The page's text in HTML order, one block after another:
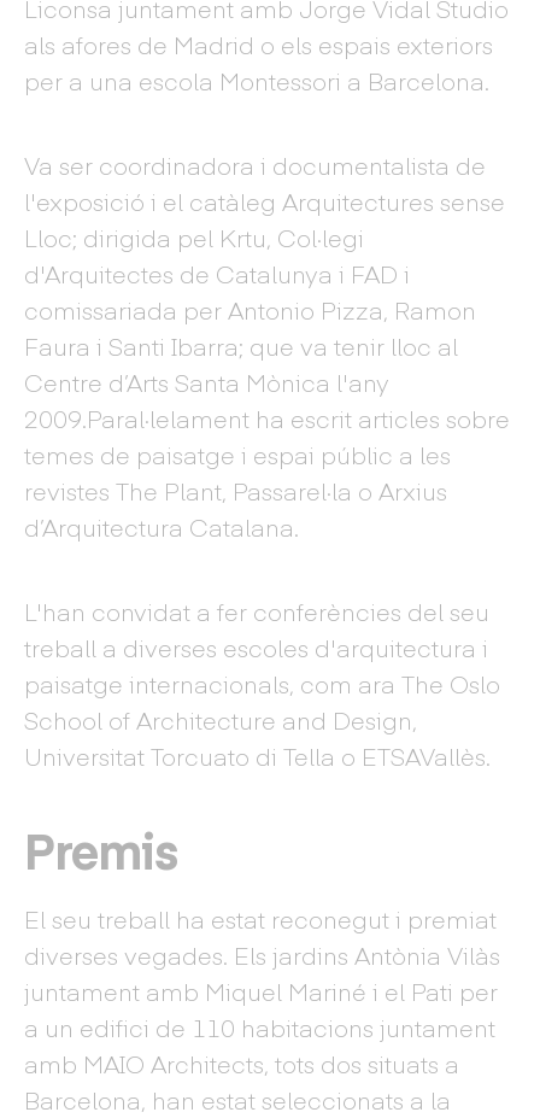
Liconsa juntament amb Jorge Vidal Studio
als afores de Madrid o els espais exteriors
per a una escola Montessori a Barcelona.
Va ser coordinadora i documentalista de
l'exposició i el catàleg Arquitectures sense
Lloc; dirigida pel Krtu, Col·legi
d'Arquitectes de Catalunya i FAD i
comissariada per Antonio Pizza, Ramon
Faura i Santi Ibarra; que va tenir lloc al
Centre d’Arts Santa Mònica l'any
2009.Paral·lelament ha escrit articles sobre
temes de paisatge i espai públic a les
revistes The Plant, Passarel·la o Arxius
d’Arquitectura Catalana.
L'han convidat a fer conferències del seu
treball a diverses escoles d'arquitectura i
paisatge internacionals, com ara The Oslo
School of Architecture and Design,
Universitat Torcuato di Tella o ETSAVallès.
Premis
El seu treball ha estat reconegut i premiat
diverses vegades. Els jardins Antònia Vilàs
juntament amb Miquel Mariné i el Pati per
a un edifici de 110 habitacions juntament
amb MAIO Architects, tots dos situats a
Barcelona, ​​han estat seleccionats a la